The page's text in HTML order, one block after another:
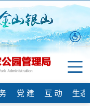
党 建 互 动
生